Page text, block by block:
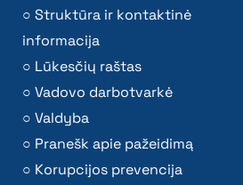
Struktūra ir kontaktinė
informacija
Lūkesčių raštas
Vadovo darbotvarkė
Valdyba
Pranešk apie pažeidimą
Korupcijos prevencija